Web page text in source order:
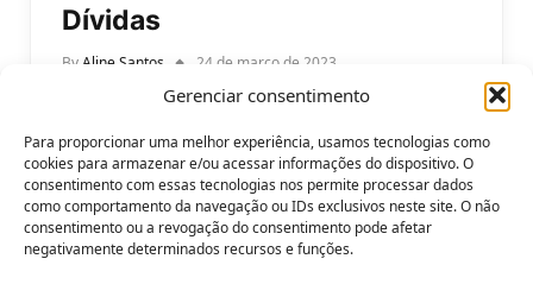
Gerenciar consentimento
Para proporcionar uma melhor experiência, usamos tecnologias como
cookies para armazenar e/ou acessar informações do dispositivo. O
consentimento com essas tecnologias nos permite processar dados
como comportamento da navegação ou IDs exclusivos neste site. O não
consentimento ou a revogação do consentimento pode afetar
negativamente determinados recursos e funções.
Dívidas
By Aline Santos 24 de março de 2023
Aprenda 4 Estratégias para sair das dívidas e
conquistar sua liberdade financeira. Dívidas são
um problema comum para muitas pessoas,…